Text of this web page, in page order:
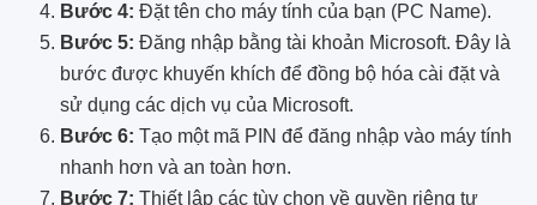
Bước 4: Đặt tên cho máy tính của bạn (PC Name).
Bước 5: Đăng nhập bằng tài khoản Microsoft. Đây là
bước được khuyến khích để đồng bộ hóa cài đặt và
sử dụng các dịch vụ của Microsoft.
Bước 6: Tạo một mã PIN để đăng nhập vào máy tính
nhanh hơn và an toàn hơn.
Bước 7: Thiết lập các tùy chọn về quyền riêng tư